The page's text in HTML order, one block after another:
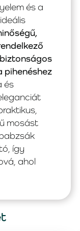
és a
pihenéshez
és
mosást
így
ahol